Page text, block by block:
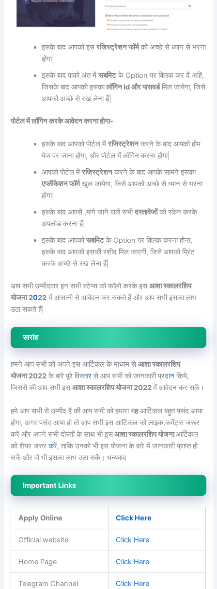
इसके बाद आपको इसरजिस्ट्रेशन फॉर्मको अच्छे से ध्यान से भरना
होगा|
इसके बाद पाको अंत मेंसबमिटके Option पर क्लिक कर दें अहिं,
जिसके बाद आपको इसकालॉगिन Id और पासवर्डमिल जायेगा, जिसे
आपको अच्छे से रख लेना हैं|
पोर्टल में लॉगिन करके आवेदन करना होगा-
इसके बाद आपको पोर्टल मेंरजिस्ट्रेशनकरने के बाद आपको होम
पेज पर जाना होगा, और पोर्टल में लॉगिन करना होगा|
आपको पोर्टल मेंरजिस्ट्रेशनकरने के बाद आपके सामने इसका
एप्लीकेशन फॉर्मखुल जायेगा, जिसे आपको अच्छे से ध्यान से भरना
होगा|
इसके बाद आपसे ,मांगे जाने वालें सभीदस्तावेजोंको स्केन करके
अपलोड करना हैं|
इसके बाद आपकोसबमिटके Option पर क्लिक करना होना,
इसके बाद आपको इसकी रशीद मिल जाएगी, जिसे आपको प्रिंट
करके अच्छे से रख लेना हैं|
आप सभी उम्मीदवार इन सभी स्टेप्स को फॉलो करके इसआशा स्कालरशिप
योजना 2022 में आसानी से आवेदन कर सकते हैं और आप सभी इसका लाभ
उठा सकते हैं|
सारांश
हमने आप सभी को अपने इस आर्टिकल के माध्यम सेआशा स्कालरशिप
योजना2022 के बारे पूरे विस्तार से आप सभी को जानकारी प्रदान किये,
जिससे की आप सभी इसआशा स्कालरशिप योजना 2022में आवेदन कर सकें।
हमे आप सभी से उम्मीद है की आप सभी को हमारा यहआर्टिकल बहुत पसंद आया
होगा, अगर पसंद आया हो तो आप सभी इस आर्टिकल को लाइक,कमेंट्स जरूर
करें और अपने सभी दोस्तों के साथ भी इसआशा स्कालरशिप योजनाआर्टिकल
को शेयर जरुरकरें, ताकि उनको भी इस योजना के बारे में जानकारी प्राप्त हो
सकें और वो भी इसका लाभ उठा सकें। धन्यवाद
Important Links
Apply Online Click Here
Official website Click Here
Home Page Click Here
Telegram Channel Click Here